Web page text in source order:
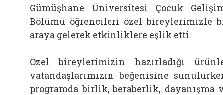
Gümüşhane Üniversitesi Çocuk
Bölümü öğrencileri özel bireylerimizle
araya gelerek etkinliklere eşlik etti.
Özel bireylerimizin hazırladığı
vatandaşlarımızın beğenisine
programda birlik, beraberlik, dayanışma